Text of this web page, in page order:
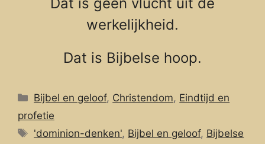
werkelijkheid.
Dat is Bijbelse hoop.
Categorieën
Bijbel en geloof, Christendom, Eindtijd en
profetie
Tags
'dominion-denken', Bijbel en geloof, Bijbelse